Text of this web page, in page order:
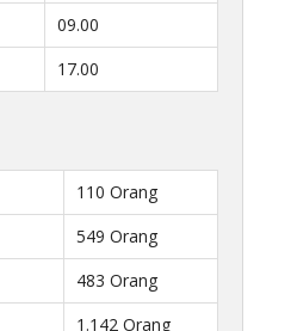
09.00
17.00
110 Orang
549 Orang
483 Orang
1.142 Orang